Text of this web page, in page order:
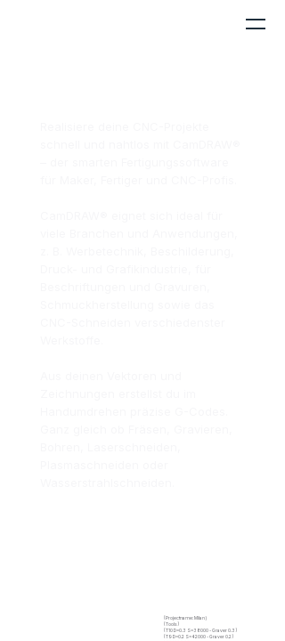
(Projectname: Milan)
(Tools)
(T10 D=0.3 S=38000 - Graver 0.3)
(T9 D=0.2 S=42000 - Graver 0.2)